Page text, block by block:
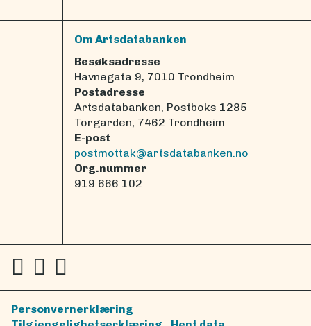
Om Artsdatabanken
Besøksadresse
Havnegata 9, 7010 Trondheim
Postadresse
Artsdatabanken, Postboks 1285
Torgarden, 7462 Trondheim
E-post
postmottak@artsdatabanken.no
Org.nummer
919 666 102
Personvernerklæring